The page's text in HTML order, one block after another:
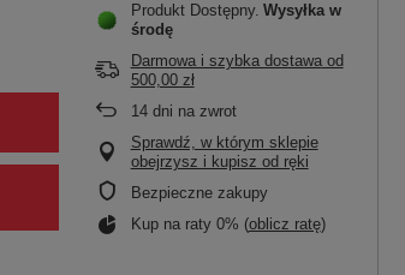
Produkt Dostępny Wysyłka w
środę
Darmowa i szybka dostawaod
500,00 zł
14dni na zwrot
Sprawdź, w którym sklepie
obejrzysz i kupisz od ręki
Bezpieczne zakupy
Kup na raty 0% (oblicz ratę)